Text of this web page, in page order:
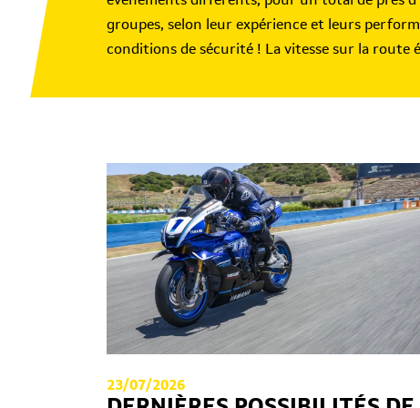
groupes, selon leur expérience et leurs
conditions de sécurité ! La vitesse sur la route
23/07/2026